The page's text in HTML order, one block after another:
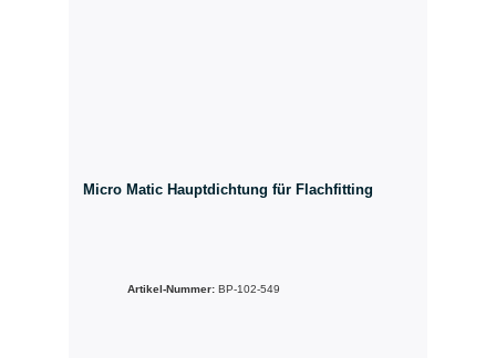
Micro Matic Hauptdichtung für Flachfitting
Artikel-Nummer: BP-102-549